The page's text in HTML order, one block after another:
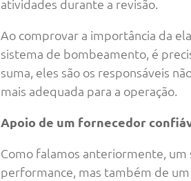
atividades durante a revisão.
Ao comprovar a importância da
sistema de bombeamento, é
suma, eles são os responsáveis
mais adequada para a operação.
Apoio de um fornecedor
Como falamos anteriormente,
performance, mas também de